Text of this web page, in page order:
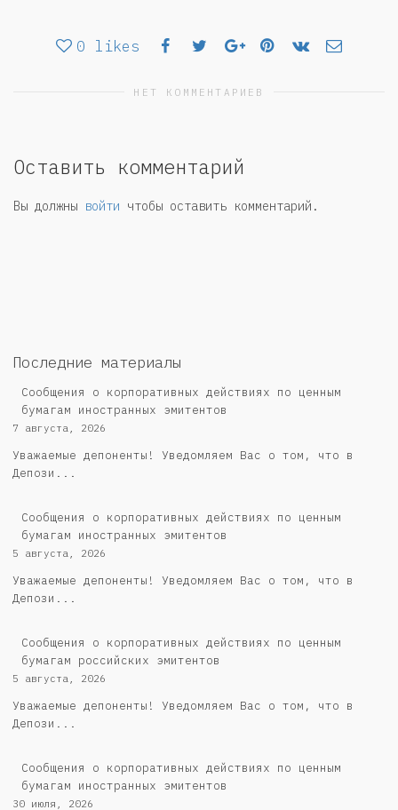
0 likes
НЕТ КОММЕНТАРИЕВ
Оставить комментарий
Вы должны войти чтобы оставить комментарий.
Последние материалы
Сообщения о корпоративных действиях по ценным
бумагам иностранных эмитентов
7 августа, 2026
Уважаемые депоненты! Уведомляем Вас о том, что в
Депози...
Сообщения о корпоративных действиях по ценным
бумагам иностранных эмитентов
5 августа, 2026
Уважаемые депоненты! Уведомляем Вас о том, что в
Депози...
Cообщения о корпоративных действиях по ценным
бумагам российских эмитентов
5 августа, 2026
Уважаемые депоненты! Уведомляем Вас о том, что в
Депози...
Сообщения о корпоративных действиях по ценным
бумагам иностранных эмитентов
30 июля, 2026